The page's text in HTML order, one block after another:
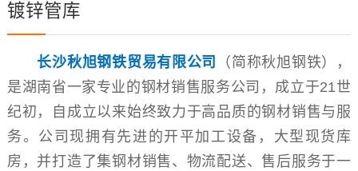
镀锌管库
长沙秋旭钢铁贸易有限公司
（简称秋旭钢铁），
是湖南省一家专业的钢材销售服务公司，成立于21世
纪初，自成立以来始终致力于高品质的钢材销售与服
务。公司现拥有先进的开平加工设备，大型现货库
房，并打造了集钢材销售、物流配送、售后服务于一